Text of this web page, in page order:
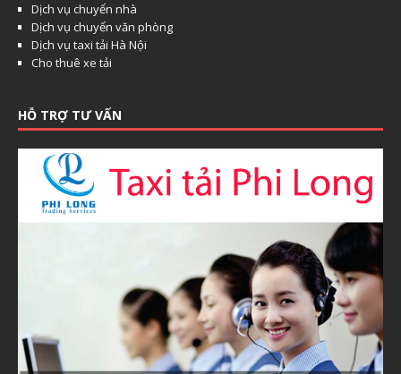
Dịch vụ chuyển nhà
Dịch vụ chuyển văn phòng
Dịch vụ taxi tải Hà Nội
Cho thuê xe tải
HỖ TRỢ TƯ VẤN